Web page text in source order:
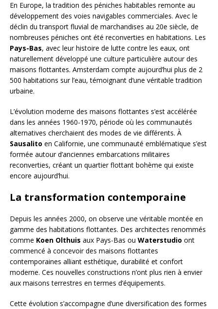
En Europe, la tradition des péniches habitables remonte au
développement des voies navigables commerciales. Avec le
déclin du transport fluvial de marchandises au 20e siècle, de
nombreuses péniches ont été reconverties en habitations. Les
Pays-Bas, avec leur histoire de lutte contre les eaux, ont
naturellement développé une culture particulière autour des
maisons flottantes. Amsterdam compte aujourd’hui plus de 2
500 habitations sur l’eau, témoignant d’une véritable tradition
urbaine.
L’évolution moderne des maisons flottantes s’est accélérée
dans les années 1960-1970, période où les communautés
alternatives cherchaient des modes de vie différents. À
Sausalito en Californie, une communauté emblématique s’est
formée autour d’anciennes embarcations militaires
reconverties, créant un quartier flottant bohème qui existe
encore aujourd’hui.
La transformation contemporaine
Depuis les années 2000, on observe une véritable montée en
gamme des habitations flottantes. Des architectes renommés
comme Koen Olthuis aux Pays-Bas ou Waterstudio ont
commencé à concevoir des maisons flottantes
contemporaines alliant esthétique, durabilité et confort
moderne. Ces nouvelles constructions n’ont plus rien à envier
aux maisons terrestres en termes d’équipements.
Cette évolution s’accompagne d’une diversification des formes